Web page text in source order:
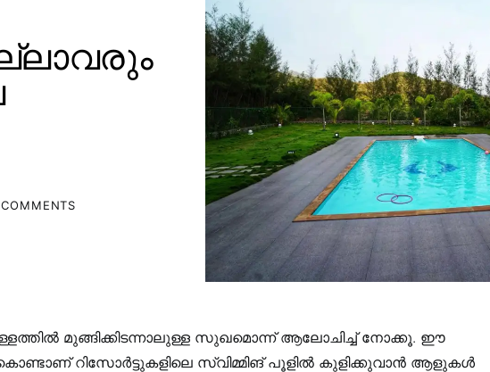
മുങ്ങിക്കിടന്നാലുള്ള സുഖമൊന്ന് ആലോചിച്ച് നോക്കൂ. ഈ
റിസോർട്ടുകളിലെ സ്വിമ്മിങ് പൂളിൽ കുളിക്കുവാൻ ആളുകൾ